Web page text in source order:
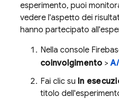
esperimento, puoi
vedere l'aspetto dei
hanno partecipato
Nella console
coinvolgimento>
Fai clic su In
titolo